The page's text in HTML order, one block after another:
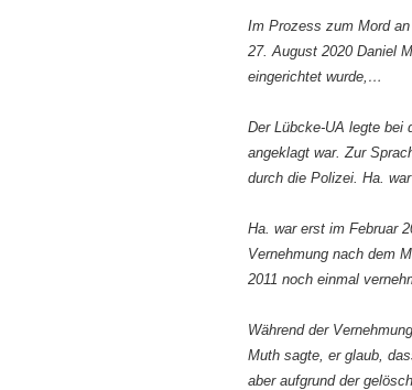
Im Prozess zum Mord
27. August 2020 Daniel
eingerichtet wurde,…
Der Lübcke-UA legte bei
angeklagt war. Zur
durch die Polizei. Ha.
Ha. war erst im Februar
Vernehmung nach dem
2011 noch einmal
Während der
Muth sagte, er glaub,
aber aufgrund der